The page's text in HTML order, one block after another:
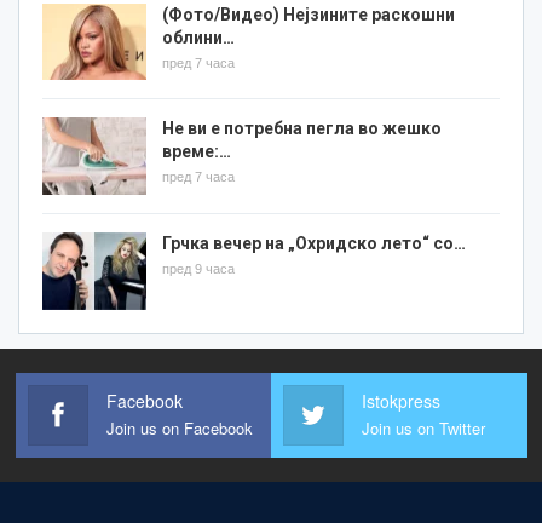
(Фото/Видео) Нејзините раскошни
облини…
пред 7 часа
Не ви е потребна пегла во жешко
време:…
пред 7 часа
Грчка вечер на „Охридско лето“ со…
пред 9 часа
Facebook
Join us on Facebook
Istokpress
Join us on Twitter